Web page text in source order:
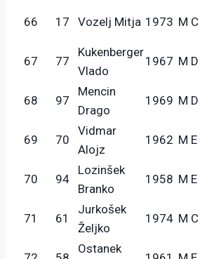
66 17 Vozelj Mitja 1973 M C
67 77
Kukenberger
Vlado
1967 M D
68 97
Mencin
Drago
1969 M D
69 70
Vidmar
Alojz
1962 M E
70 94
Lozinšek
Branko
1958 M E
71 61
Jurkošek
Željko
1974 M C
Ostanek